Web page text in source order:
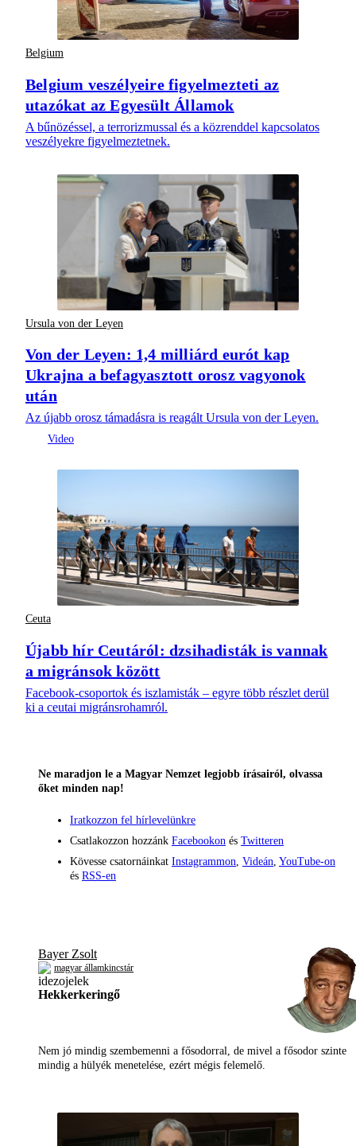
Belgium
Belgium veszélyeire figyelmezteti az
utazókat az Egyesült Államok
A bűnözéssel, a terrorizmussal és a közrenddel kapcsolatos
veszélyekre figyelmeztetnek.
Ursula von der Leyen
Von der Leyen: 1,4 milliárd eurót kap
Ukrajna a befagyasztott orosz vagyonok
után
Az újabb orosz támadásra is reagált Ursula von der Leyen.
Ceuta
Újabb hír Ceutáról: dzsihadisták is vannak
a migránsok között
Facebook-csoportok és iszlamisták – egyre több részlet derül
ki a ceutai migránsrohamról.
Ne maradjon le a Magyar Nemzet legjobb írásairól, olvassa
őket minden nap!
Iratkozzon fel hírlevelünkre
Csatlakozzon hozzánk Facebookon és Twitteren
Kövesse csatornáinkat Instagrammon Videán YouTube-on
és RSS-en
Bayer Zsolt
magyar államkincstár
Hekkerkeringő
Nem jó mindig szembemenni a fősodorral, de mivel a fősodor szinte
mindig a hülyék menetelése, ezért mégis felemelő.